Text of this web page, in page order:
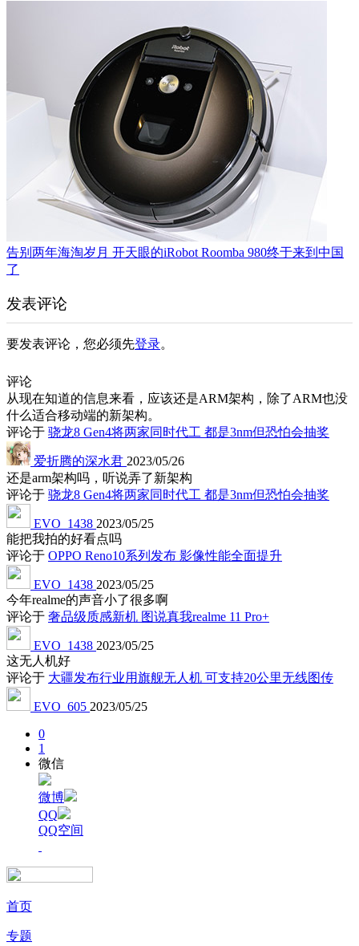
告别两年海淘岁月 开天眼的iRobot Roomba 980终于来到中国
了
发表评论
要发表评论，您必须先登录。
评论
从现在知道的信息来看，应该还是ARM架构，除了ARM也没
什么适合移动端的新架构。
评论于 骁龙8 Gen4将两家同时代工 都是3nm但恐怕会抽奖
爱折腾的深水君 2023/05/26
还是arm架构吗，听说弄了新架构
评论于 骁龙8 Gen4将两家同时代工 都是3nm但恐怕会抽奖
EVO_1438 2023/05/25
能把我拍的好看点吗
评论于 OPPO Reno10系列发布 影像性能全面提升
EVO_1438 2023/05/25
今年realme的声音小了很多啊
评论于 奢品级质感新机 图说真我realme 11 Pro+
EVO_1438 2023/05/25
这无人机好
评论于 大疆发布行业用旗舰无人机 可支持20公里无线图传
EVO_605 2023/05/25
0
1
微信
微博
QQ
QQ空间
首页
专题